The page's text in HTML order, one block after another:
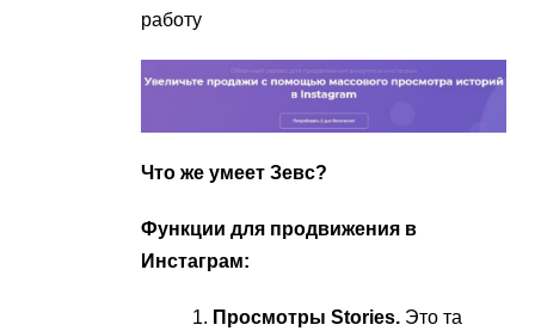
работу
Что же умеет Зевс?
Функции для продвижения в
Инстаграм:
Просмотры Stories. Это та